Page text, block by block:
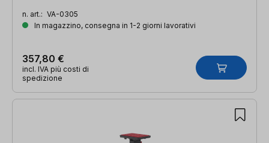
n. art.: VA-0305
In magazzino, consegna in 1-2 giorni lavorativi
357,80 €
incl. IVA più costi di
spedizione